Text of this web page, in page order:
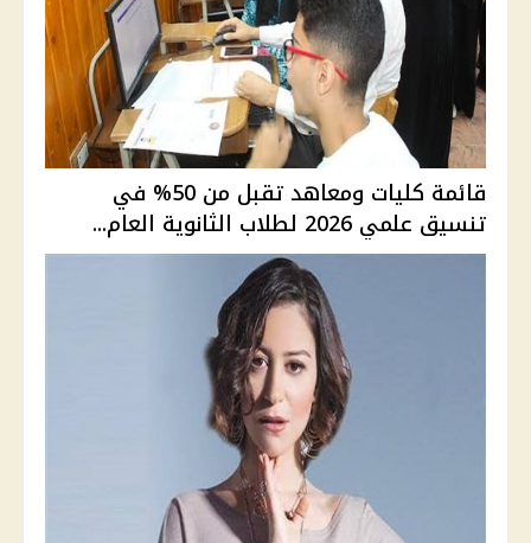
قائمة كليات ومعاهد تقبل من 50% في
تنسيق علمي 2026 لطلاب الثانوية العام...